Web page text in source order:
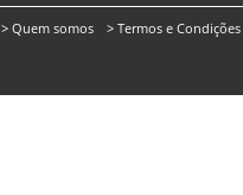
> Quem somos > Termos e Condições